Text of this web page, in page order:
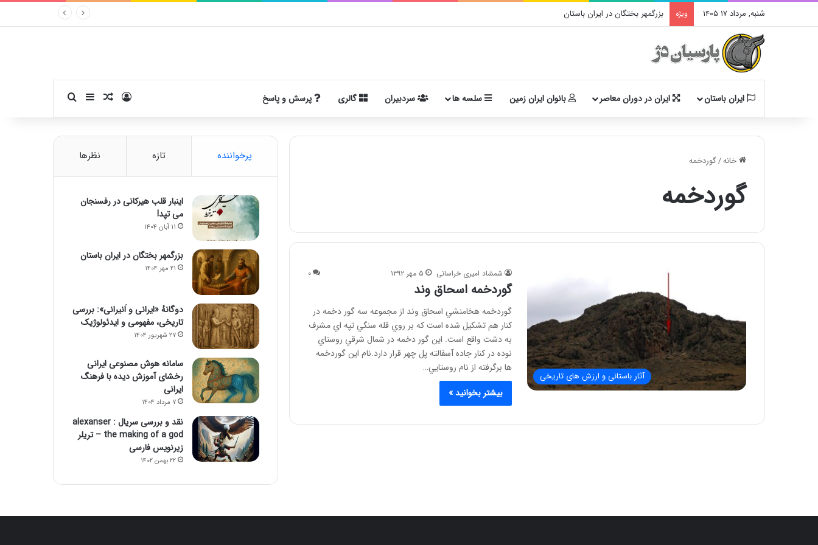
شنبه, مرداد ۱۷ ۱۴۰۵ ویژه بزرگمهر بختگان در ایران باستان
ایران باستان ایران در دوران معاصر بانوان ایران زمین سلسه ها سردبیران گالری پرسش و پاسخ ورودنوشته تصادفی
سایدبارجستجو برای
خانه/گوردخمه
گوردخمه
آثار باستانی و ارزش های تاریخی
شمشاد امیری خراسانی ۵ مهر ۱۳۹۲ ۰
گوردخمه اسحاق وند
گوردخمه هخامنشي اسحاق وند از مجموعه سه گور دخمه در
كنار هم تشكيل شده است كه بر روي قله سنگي تپه اي مشرف
به دشت واقع است. اين گور دخمه در شمال شرقي روستاي
نوده در كنار جاده آسفالته پل چهر قرار دارد.نام اين گوردخمه
ها برگرفته از نام روستايي…
بیشتر بخوانید »
پرخواننده تازه نظرها
اینبار قلب هیرکانی در رفسنجان
می تپد!
۱۱ آبان ۱۴۰۴
بزرگمهر بختگان در ایران باستان
۲۱ مهر ۱۴۰۴
دوگانهٔ «ایرانی و اَنیرانی»: بررسی
تاریخی، مفهومی و ایدئولوژیک
۲۷ شهریور ۱۴۰۴
سامانه هوش مصنوعی ایرانی
رخشای آموزش دیده با فرهنگ
ایرانی
۷ مرداد ۱۴۰۴
نقد و بررسی سریال alexanser :
the making of a god – تریلر
زیرنویس فارسی
۲۲ بهمن ۱۴۰۲